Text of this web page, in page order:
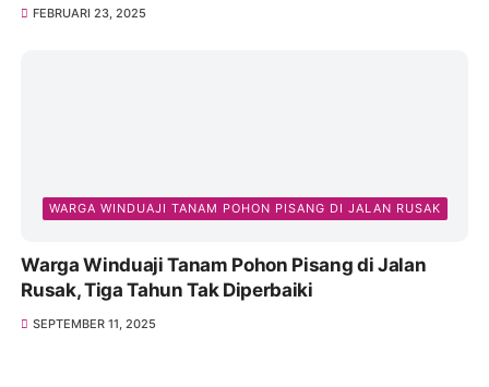
FEBRUARI 23, 2025
WARGA WINDUAJI TANAM POHON PISANG DI JALAN RUSAK
Warga Winduaji Tanam Pohon Pisang di Jalan
Rusak, Tiga Tahun Tak Diperbaiki
SEPTEMBER 11, 2025